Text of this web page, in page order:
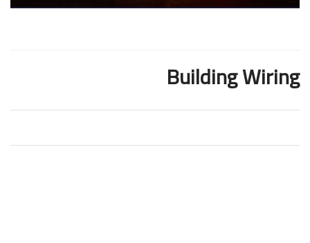
Building Wiring